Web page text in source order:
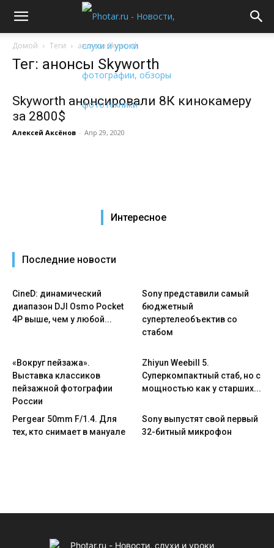
Домой Теги анонсы Skyworth
Тег: анонсы Skyworth
Skyworth анонсировали 8К кинокамеру
за 2800$
Алексей Аксёнов - Апр 29, 2020
Интересное
Последние новости
CineD: динамический
диапазон DJI Osmo Pocket
4P выше, чем у любой...
Sony представили самый
бюджетный
супертелеобъектив со
стабом
«Вокруг пейзажа».
Выставка классиков
пейзажной фотографии
России
Zhiyun Weebill 5.
Cуперкомпактный стаб, но с
мощностью как у старших...
Pergear 50mm F/1.4. Для
тех, кто снимает в мануале
Sony выпустят свой первый
32-битный микрофон